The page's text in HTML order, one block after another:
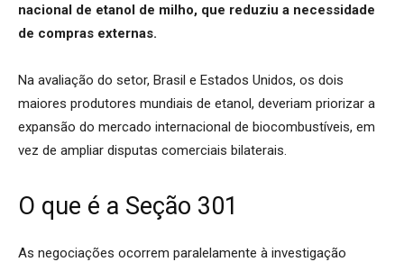
nacional de etanol de milho, que reduziu a necessidade
de compras externas.
Na avaliação do setor, Brasil e Estados Unidos, os dois
maiores produtores mundiais de etanol, deveriam priorizar a
expansão do mercado internacional de biocombustíveis, em
vez de ampliar disputas comerciais bilaterais.
O que é a Seção 301
As negociações ocorrem paralelamente à investigação